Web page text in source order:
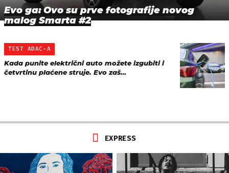
Evo ga: Ovo su prve fotografije novog
malog Smarta #2
TEST ADAC-A
Kada punite električni auto možete izgubiti i
četvrtinu plaćene struje. Evo zaš…